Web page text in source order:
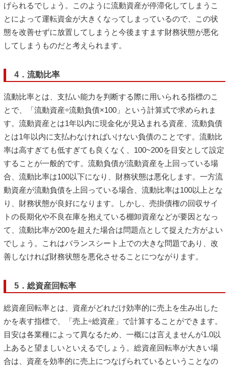
げられるでしょう。このように流動資産が停滞化してしまうこ
とによって運転資金が大きくなってしまっているので、この状
態を改善せずに放置してしまうと今後ますます財務状態が悪化
してしまうものだと考えられます。
4．流動比率
流動比率とは、支払い能力を判断する際に用いられる指標のこ
とで、「流動資産÷流動負債×100」という計算式で求められま
す。流動資産とは1年以内に現金化が見込まれる資産、流動負債
とは1年以内に支払わなければいけない負債のことです。流動比
率は高すぎても低すぎても良くなく、100~200を目安として設定
することが一般的です。流動負債が流動資産を上回っている場
合、流動比率は100以下になり、財務状態は悪化します。一方流
動資産が流動負債を上回っている場合、流動比率は100以上とな
り、財務状態が良好になります。しかし、売掛債権の回収サイ
トの長期化や不良在庫を抱えている棚卸資産などが要因となっ
て、流動比率が200を超えた場合は問題点として捉えた方がよい
でしょう。これはバランスシート上での大きな問題であり、改
善しなければ財務状態を悪化させることにつながります。
5．総資産回転率
総資産回転率とは、資産がどれだけ効率的に売上を生み出した
かを表す指標で、「売上÷総資産」で計算することができます。
目安は各業種によって異なるため、一概には言えませんが1.0以
上あると望ましいといえるでしょう。総資産回転率が大きい場
合は、資産を効率的に売上につなげられているということなの